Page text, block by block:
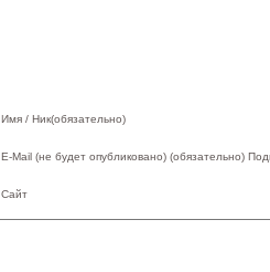
Имя / Ник(обязательно)
E-Mail (не будет опубликовано) (обязательно)
Сайт